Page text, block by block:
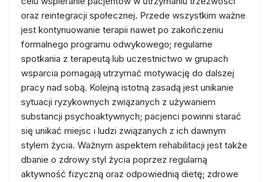
oraz reintegracji społecznej. Przede wszystkim ważne
jest kontynuowanie terapii nawet po zakończeniu
formalnego programu odwykowego; regularne
spotkania z terapeutą lub uczestnictwo w grupach
wsparcia pomagają utrzymać motywację do dalszej
pracy nad sobą. Kolejną istotną zasadą jest unikanie
sytuacji ryzykownych związanych z używaniem
substancji psychoaktywnych; pacjenci powinni starać
się unikać miejsc i ludzi związanych z ich dawnym
stylem życia. Ważnym aspektem rehabilitacji jest także
dbanie o zdrowy styl życia poprzez regularną
aktywność fizyczną oraz odpowiednią dietę; zdrowe